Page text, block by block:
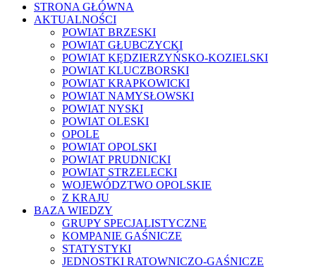
STRONA GŁÓWNA
AKTUALNOŚCI
POWIAT BRZESKI
POWIAT GŁUBCZYCKI
POWIAT KĘDZIERZYŃSKO-KOZIELSKI
POWIAT KLUCZBORSKI
POWIAT KRAPKOWICKI
POWIAT NAMYSŁOWSKI
POWIAT NYSKI
POWIAT OLESKI
OPOLE
POWIAT OPOLSKI
POWIAT PRUDNICKI
POWIAT STRZELECKI
WOJEWÓDZTWO OPOLSKIE
Z KRAJU
BAZA WIEDZY
GRUPY SPECJALISTYCZNE
KOMPANIE GAŚNICZE
STATYSTYKI
JEDNOSTKI RATOWNICZO-GAŚNICZE